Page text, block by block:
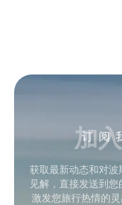
订阅
加
获取最新动态和对
见解，直接发送到
激发您旅行热情的